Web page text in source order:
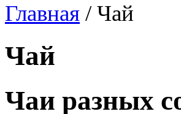
Главная /Чай
Чай
Чаи разных